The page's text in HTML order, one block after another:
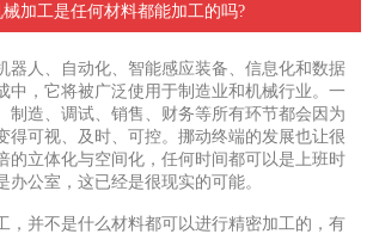
加工是任何材料都能加工的吗?
器人、自动化、智能感应装备、信息化和数据
中，它将被广泛使用于制造业和机械行业。一
制造、调试、销售、财务等所有环节都会因为
得可视、及时、可控。挪动终端的发展也让很
的立体化与空间化，任何时间都可以是上班时
办公室，这已经是很现实的可能。
，并不是什么材料都可以进行精密加工的，有